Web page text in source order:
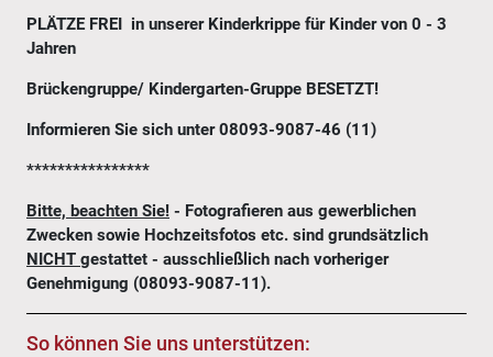
PLÄTZE FREI in unserer Kinderkrippe für Kinder von 0 - 3
Jahren
Brückengruppe/ Kindergarten-Gruppe BESETZT!
Informieren Sie sich unter 08093-9087-46 (11)
****************
Bitte, beachten Sie! - Fotografieren aus gewerblichen
Zwecken sowie Hochzeitsfotos etc. sind grundsätzlich
NICHT gestattet - ausschließlich nach vorheriger
Genehmigung (08093-9087-11).
So können Sie uns unterstützen: